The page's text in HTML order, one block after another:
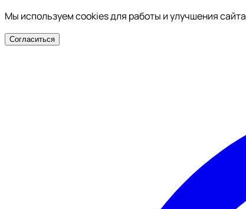
Мы используем cookies для работы и улучшения сайта
Согласиться